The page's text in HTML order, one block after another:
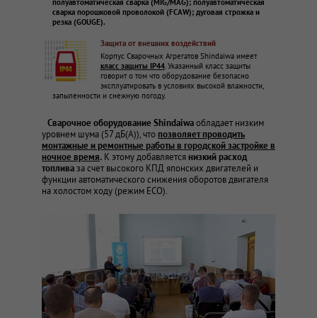
полуавтоматическая сварка (MIG/MAG); полуавтоматическая
сварка порошковой проволокой (FCAW); дуговая строжка и
резка (GOUGE).
Защита от внешних воздействий
Корпус Сварочных Агрегатов Shindaiwa имеет
класс защиты IP44. Указанный класс защиты
говорит о том что оборудование безопасно
эксплуатировать в условиях высокой влажности,
запыленности и снежную погоду.
Сварочное оборудование Shindaiwaобладает низким
уровнем шума (57 дБ(А)), чтопозволяет проводить
монтажные и ремонтные работы в городской застройке в
ночное время. К этому добавляетсянизкий расход
топливаза счет высокого КПД японских двигателей и
функции автоматического снижения оборотов двигателя
на холостом ходу (режим ECO).